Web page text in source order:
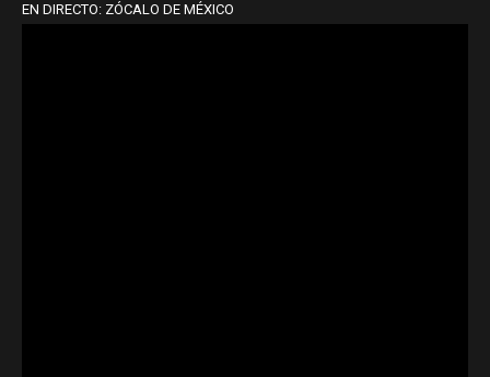
EN DIRECTO: ZÓCALO DE MÉXICO